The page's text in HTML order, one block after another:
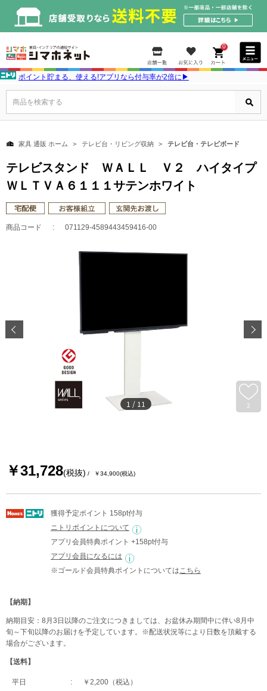
0
ポイント貯まる、使える!アプリなら付与率が2倍に▶
商品を検索する
家具 通販 ホーム テレビ台・リビング収納 テレビ台・テレビボード
テレビスタンド ＷＡＬＬ Ｖ２ ハイタイプ
ＷＬＴＶＡ６１１１サテンホワイト
商品コード 071129-4589443459416-00
2
1 / 11
￥31,728(税抜) ￥34,900(税込)
獲得予定ポイント 158pt付与
ニトリポイントについて
アプリ会員特典ポイント +158pt付与
アプリ会員になるには
※ゴールド会員特典ポイントについては こちら
【納期】
納期目安：8月3日以降のご注文につきましては、お盆休み期間中に伴い8月中
旬～下旬以降のお届けを予定しています。※配送状況等により日数を頂戴する
場合がございます。
【送料】
平日
￥2,200（税込）